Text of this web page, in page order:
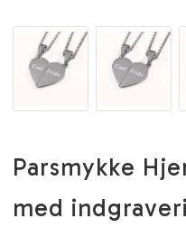
Parsmykke
med